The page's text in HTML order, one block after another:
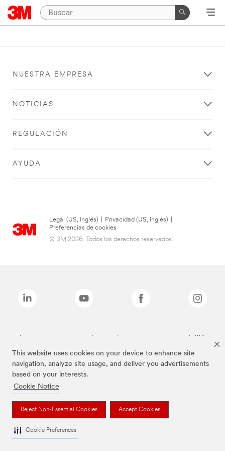
This website uses cookies on your device to enhance site
navigation, analyze site usage, and deliver you advertisements
based on your interests.
Cookie Notice
Reject Non-Essential Cookies Accept Cookies
Cookie Preferences
NUESTRA EMPRESA
NOTICIAS
REGULACIÓN
AYUDA
Legal (US, Inglés) Privacidad (US, Inglés)
Preferencias de cookies
© 3M 2026. Todos los derechos reservados..
Las marcas mencionadas anteriormente son marcas comerciales de 3M.